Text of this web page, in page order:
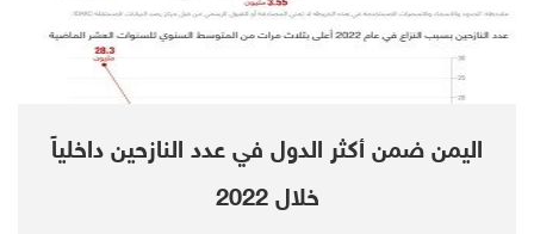
Rights Council on 26 September.
In their latest report, published 3 September
numerous possible war crimes committed by
various parties to the conflict over the past
اليمن ضمن أكثر الدول في عدد النازحين داخلياً
خلال 2022